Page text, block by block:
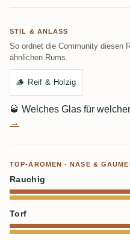
STIL & ANLASS
So ordnet die Community diesen
ähnlichen Rums.
🪵 Reif & Holzig
🥃 Welches Glas für
→
TOP-AROMEN · NASE &
Rauchig
Torf